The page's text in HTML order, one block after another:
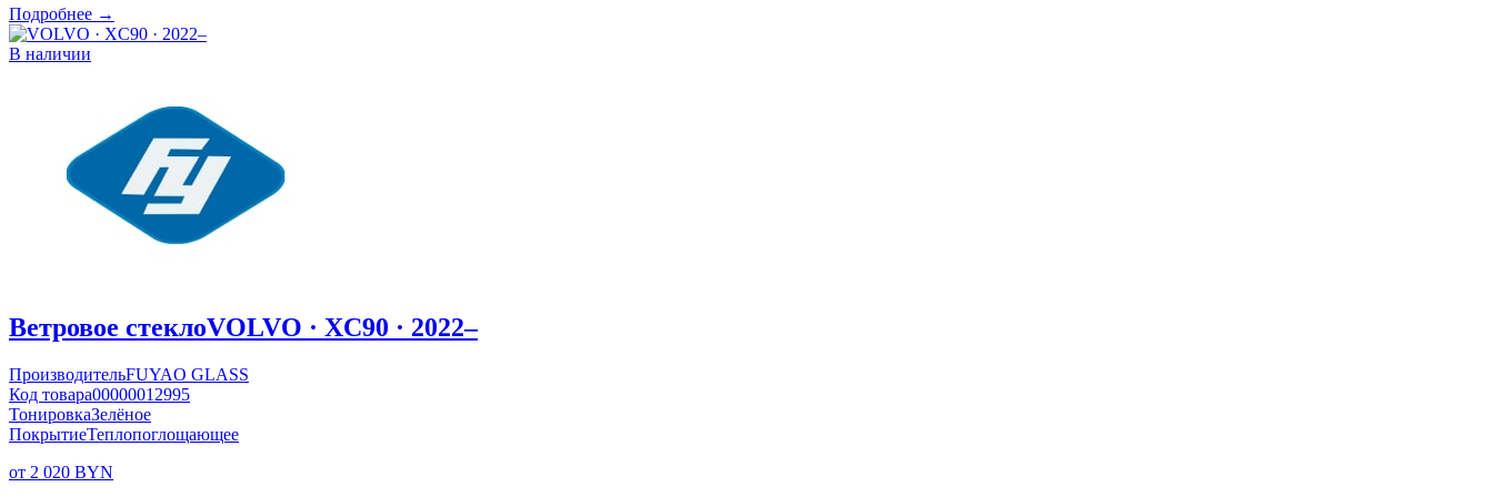
Подробнее →
В наличии
Ветровое стеклоVOLVO · XC90 · 2022–
ПроизводительFUYAO GLASS
Код товара00000012995
ТонировкаЗелёное
ПокрытиеТеплопоглощающее
от 2 020 BYN